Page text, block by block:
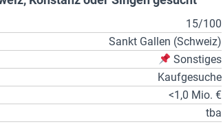
15/100
Sankt Gallen (Schweiz)
Sonstiges
Kaufgesuche
<1,0 Mio. €
tba